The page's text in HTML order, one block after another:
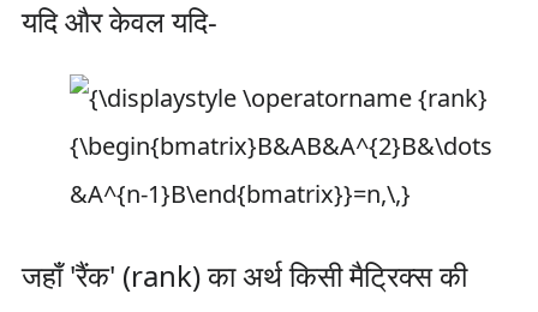
यदि और केवल यदि-
जहाँ 'रैंक' (rank) का अर्थ किसी मैट्रिक्स की